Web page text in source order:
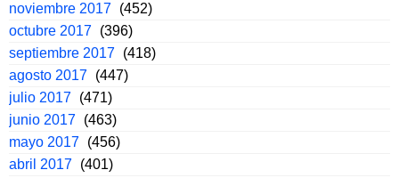
noviembre 2017 (452)
octubre 2017 (396)
septiembre 2017 (418)
agosto 2017 (447)
julio 2017 (471)
junio 2017 (463)
mayo 2017 (456)
abril 2017 (401)